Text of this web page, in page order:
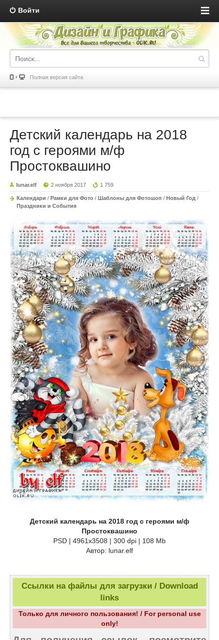
Войти
Полная версия сайта
Детский календарь на 2018
год с героями м/ф
Простоквашино
lunar.elf 2 ноября 2017 1 759
Календари / Рамки для Фото / Шаблоны для Фотошоп / Новый Год /
Праздники и События
Детский календарь на 2018 год с героями м/ф
Простоквашино
PSD | 4961х3508 | 300 dpi | 108 Mb
Автор: lunar.elf
Ссылки на файлы для загрузки / Download
links
Только для личного пользования! / For personal use
only!